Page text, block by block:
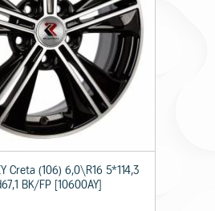
Creta (106) 6,0\R16 5*114,3
BK/FP [10600AY]